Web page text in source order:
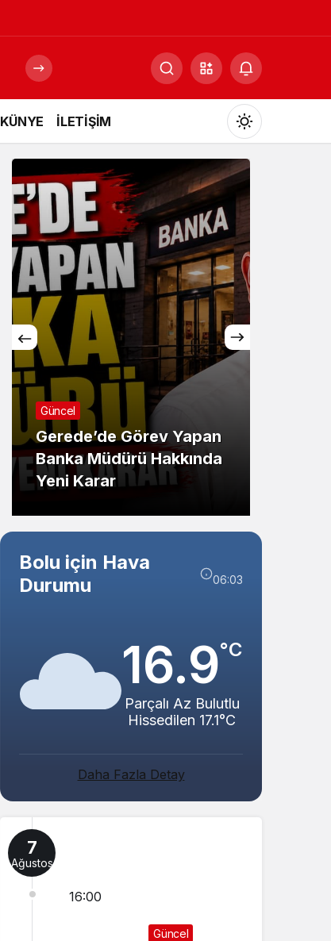
KÜNYE İLETİŞİM
Mod
değiştir
Gündüz Modu
Gündüz modunu seçin.
Gece Modu
Gece modunu seçin.
Sistem Modu
Sistem modunu seçin.
Resmi İlanlar
TEBLİĞ İLANI (BOLU 1.
AİLE MAHKEMESİ)
Bolu için Hava
Durumu
06:03
16.9°C
Parçalı Az Bulutlu
Hissedilen 17.1°C
Daha Fazla Detay
7
Ağustos
16:00
Güncel